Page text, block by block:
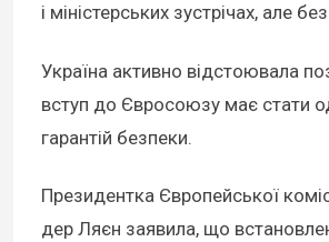
і міністерських зустрічах, але
Україна активно відстоювала
вступ до Євросоюзу має стати
гарантій безпеки.
Президентка Європейської
дер Ляєн заявила, що